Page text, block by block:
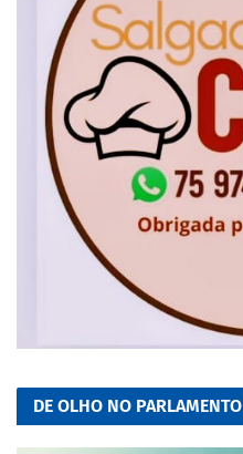
DE OLHO NO PARLAMENTO